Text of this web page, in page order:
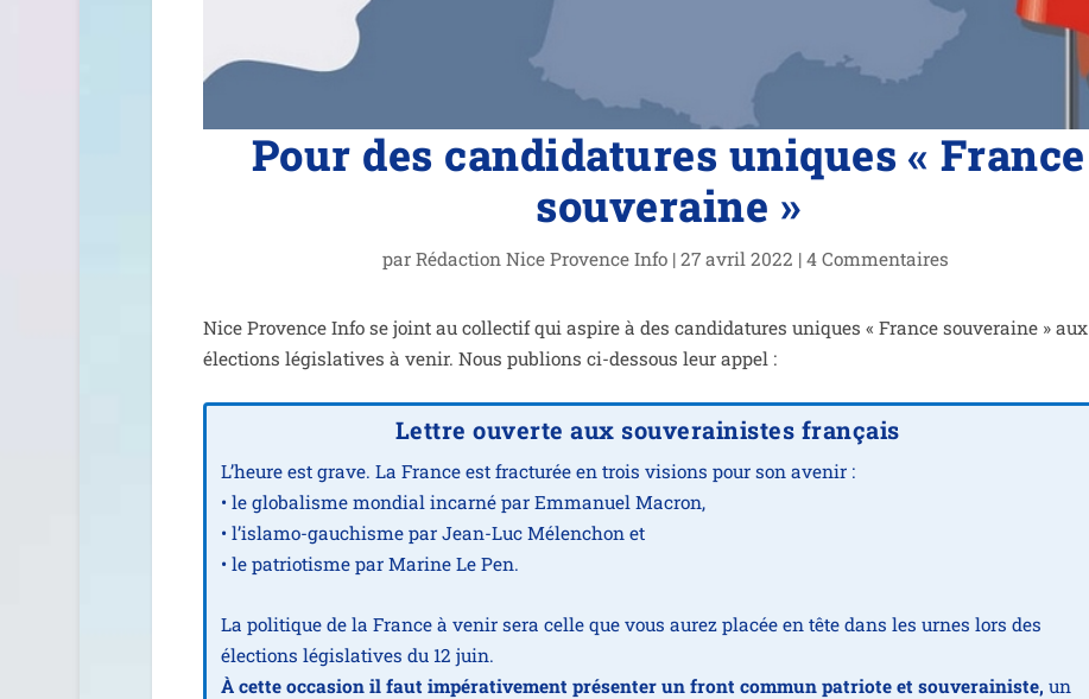
Pour des candidatures uniques « France
souveraine »
parRédaction Nice Provence Info |27 avril 2022 |4 Commentaires
Nice Provence Info se joint au col­lec­tif qui aspire à des can­di­da­tures uniques « France sou­ve­raine » aux
élec­tions légis­la­tives à venir. Nous publions ci-des­sous leur appel :
Lettre ouverte aux souverainistes français
L’heure est grave. La France est frac­tu­rée en trois visions pour son ave­nir :
• le glo­ba­lisme mon­dial incar­né par Emmanuel Macron,
• l’is­la­mo-gau­chisme par Jean-Luc Mélenchon et
• le patrio­tisme par Marine Le Pen.
La poli­tique de la France à venir sera celle que vous aurez pla­cée en tête dans les urnes lors des
élec­tions légis­la­tives du 12 juin.
À cette occa­sion il faut impé­ra­ti­ve­ment pré­sen­ter un front com­mun patriote et sou­ve­rai­niste, un